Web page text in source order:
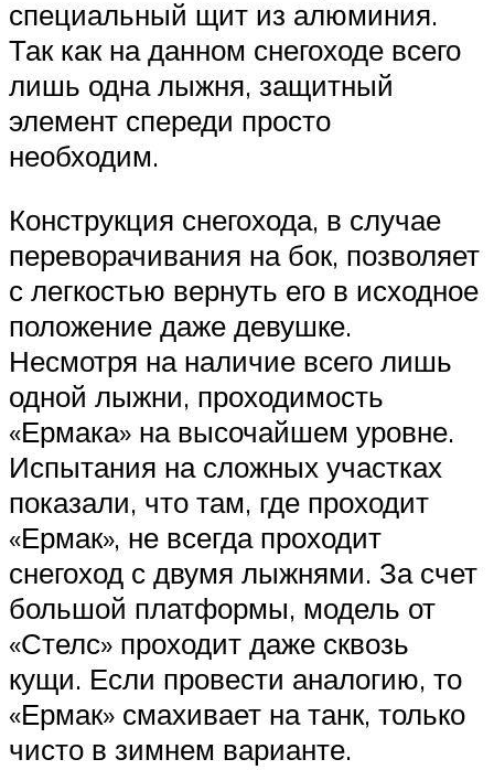
специальный щит из алюминия.
Так как на данном снегоходе всего
лишь одна лыжня, защитный
элемент спереди просто
необходим.
Конструкция снегохода, в случае
переворачивания на бок, позволяет
с легкостью вернуть его в исходное
положение даже девушке.
Несмотря на наличие всего лишь
одной лыжни, проходимость
«Ермака» на высочайшем уровне.
Испытания на сложных участках
показали, что там, где проходит
«Ермак», не всегда проходит
снегоход с двумя лыжнями. За счет
большой платформы, модель от
«Стелс» проходит даже сквозь
кущи. Если провести аналогию, то
«Ермак» смахивает на танк, только
чисто в зимнем варианте.